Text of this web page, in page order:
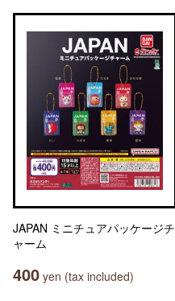
JAPAN ミニチュアパッケージチ
ャーム
400 yen (tax included)